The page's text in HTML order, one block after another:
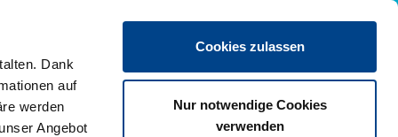
Dank
auf
werden
Angebot
Cookies zulassen
Nur notwendige Cookies
verwenden